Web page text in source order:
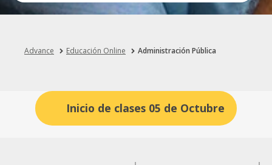
Advance Educación Online Administración Pública
Inicio de clases 05 de Octubre